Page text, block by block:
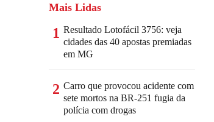
Mais Lidas
1 Resultado Lotofácil 3756: veja
cidades das 40 apostas premiadas
em MG
2 Carro que provocou acidente com
sete mortos na BR-251 fugia da
polícia com drogas